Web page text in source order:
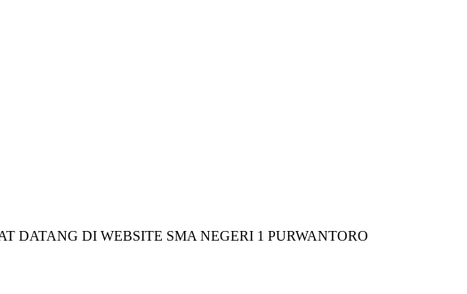
DI WEBSITE SMA NEGERI 1 PURWANTORO